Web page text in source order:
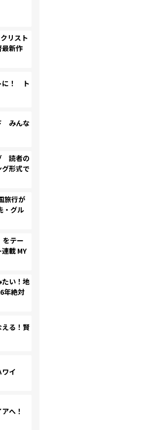
リスト
最新作
に！ ト
みんな
読者の
形式で
旅行が
・グル
をテー
載 MY
い！地
年絶対
る！賢
イ
へ！